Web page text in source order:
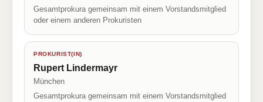
Gesamtprokura gemeinsam mit einem Vorstandsmitglied
oder einem anderen Prokuristen
PROKURIST(IN)
Rupert Lindermayr
München
Gesamtprokura gemeinsam mit einem Vorstandsmitglied